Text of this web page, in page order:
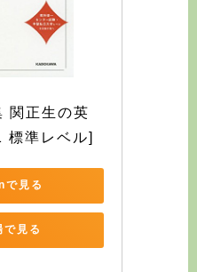
関正生の英
標準レベル]
見る
で見る